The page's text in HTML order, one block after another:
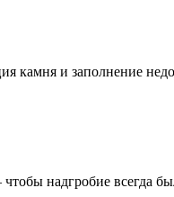
камня и заполнение
надгробие всегда